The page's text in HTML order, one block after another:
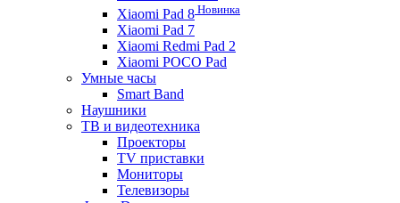
Xiaomi Pad 8 Новинка
Xiaomi Pad 7
Xiaomi Redmi Pad 2
Xiaomi POCO Pad
Умные часы
Smart Band
Наушники
ТВ и видеотехника
Проекторы
TV приставки
Мониторы
Телевизоры